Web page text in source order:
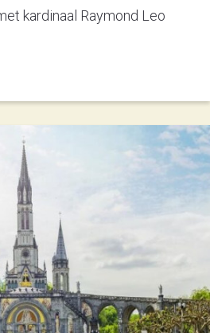
kardinaal Raymond Leo